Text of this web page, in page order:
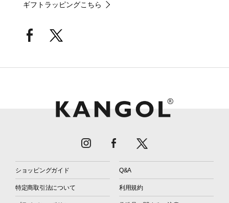
ギフトラッピングこちら
ショッピングガイド Q&A
特定商取引法について 利用規約